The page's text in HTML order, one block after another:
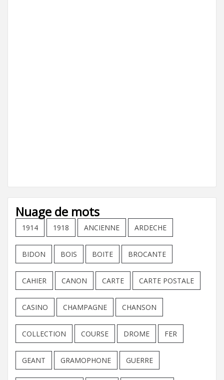
Nuage de mots
1914 1918 ANCIENNE ARDECHE
BIDON BOIS BOITE BROCANTE
CAHIER CANON CARTE CARTE POSTALE
CASINO CHAMPAGNE CHANSON
COLLECTION COURSE DROME FER
GEANT GRAMOPHONE GUERRE